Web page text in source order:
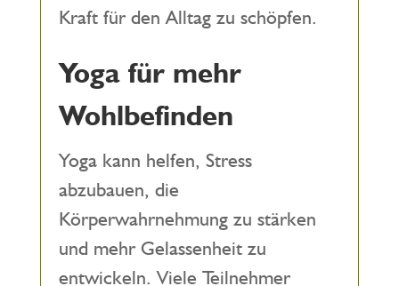
Kraft für den Alltag zu schöpfen.
Yoga für mehr
Wohlbefinden
Yoga kann helfen, Stress
abzubauen, die
Körperwahrnehmung zu stärken
und mehr Gelassenheit zu
entwickeln. Viele Teilnehmer